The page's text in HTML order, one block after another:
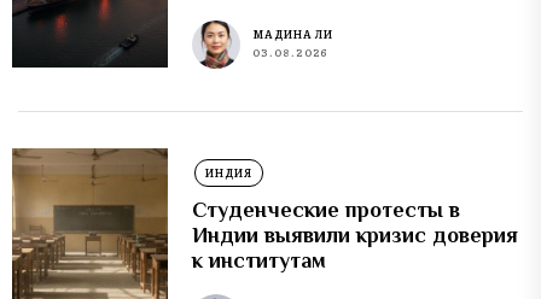
МАДИНА ЛИ
03.08.2026
ИНДИЯ
Студенческие протесты в
Индии выявили кризис доверия
к институтам